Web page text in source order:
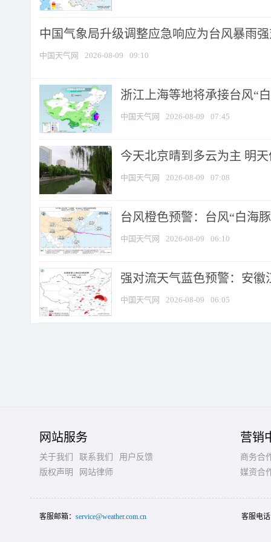
中国气象局升级调整应急响应为台风暴雨
中国天气网 2026-08-09 09:10
浙江上海等地将承接台风“
中国天气网 2026-08-09 07:45
今天北京晴到多云为主 明
中国天气网 2026-08-09 07:08
台风橙色预警：台风“白海
中国天气网 2026-08-09 06:10
强对流天气蓝色预警：安徽
中国天气网 2026-08-09 06:05
网站服务
关于我们 联系我们
用户反馈
版权声明
网站律师
营销
商务合
媒资合
客服邮箱： service@weather.com.cn 客服电